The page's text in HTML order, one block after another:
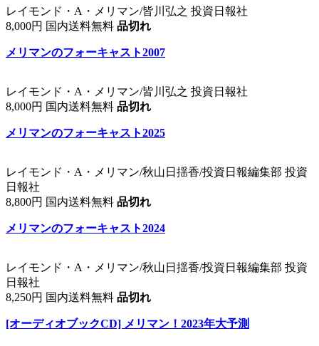
レイモンド・A・メリマン/皆川弘之 投資日報社
8,000円 国内送料無料 品切れ
メリマンのフォーキャスト2007
レイモンド・A・メリマン/皆川弘之 投資日報社
8,000円 国内送料無料 品切れ
メリマンのフォーキャスト2025
レイモンド・A・メリマン/秋山日揺香/投資日報編集部 投資
日報社
8,800円 国内送料無料 品切れ
メリマンのフォーキャスト2024
レイモンド・A・メリマン/秋山日揺香/投資日報編集部 投資
日報社
8,250円 国内送料無料 品切れ
[オーディオブックCD] メリマン！2023年大予測